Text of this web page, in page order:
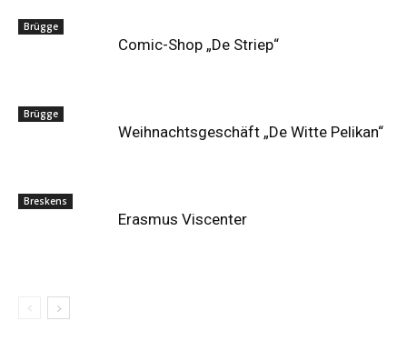
Brügge
Comic-Shop „De Striep“
Brügge
Weihnachtsgeschäft „De Witte Pelikan“
Breskens
Erasmus Viscenter